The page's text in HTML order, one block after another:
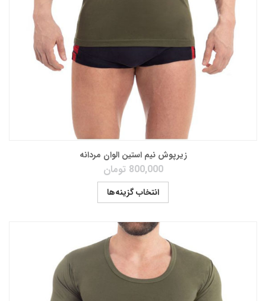
زیرپوش نیم استین الوان مردانه
800,000 تومان
انتخاب گزینه‌ها